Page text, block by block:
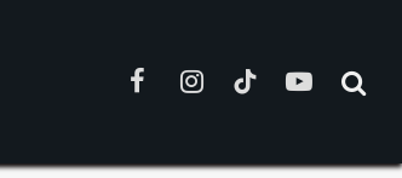
FacebookInstagramTikTokYouTube